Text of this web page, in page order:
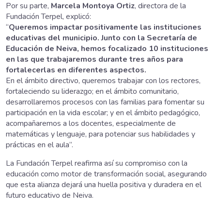
Por su parte, Marcela Montoya Ortiz, directora de la
Fundación Terpel, explicó:
“Queremos impactar positivamente las instituciones
educativas del municipio. Junto con la Secretaría de
Educación de Neiva, hemos focalizado 10 instituciones
en las que trabajaremos durante tres años para
fortalecerlas en diferentes aspectos.
En el ámbito directivo, queremos trabajar con los rectores,
fortaleciendo su liderazgo; en el ámbito comunitario,
desarrollaremos procesos con las familias para fomentar su
participación en la vida escolar; y en el ámbito pedagógico,
acompañaremos a los docentes, especialmente de
matemáticas y lenguaje, para potenciar sus habilidades y
prácticas en el aula”.
La Fundación Terpel reafirma así su compromiso con la
educación como motor de transformación social, asegurando
que esta alianza dejará una huella positiva y duradera en el
futuro educativo de Neiva.